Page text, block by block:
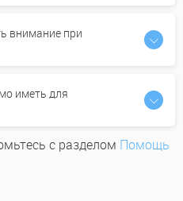
внимание при
иметь для
с разделом Помощь